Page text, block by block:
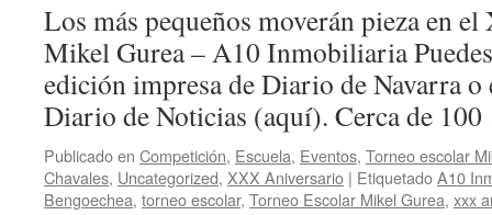
Del
30
de
septiembre
al
de
octubre
Los más pequeños moverán pieza en
Mikel Gurea – A10 Inmobiliaria
edición impresa de Diario de Navarra
Diario de Noticias (aquí). Cerca de
Publicado en Competición, Escuela, Eventos, Torneo escolar
Chavales, Uncategorized, XXX Aniversario | EtiquetadoA10
Bengoechea, torneo escolar, Torneo Escolar Mikel Gurea, xxx